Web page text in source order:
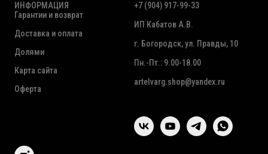
ИНФОРМАЦИЯ
Гарантии и возврат
Доставка и оплата
Долями
Карта сайта
Оферта
+7 (904) 917-99-33
ИП Кабатов А.В.
г. Богородск, ул. Правды, 10
Пн.-Пт.: 9.00-18.00
artelvarg.shop@yandex.ru